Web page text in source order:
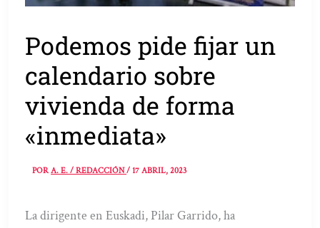
Podemos pide fijar un
calendario sobre
vivienda de forma
«inmediata»
PORA. E. / REDACCIÓN/17 ABRIL, 2023
La dirigente en Euskadi, Pilar Garrido, ha